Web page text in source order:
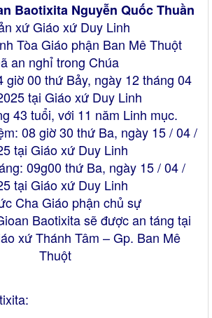
Baotixita Nguyễn Quốc Thuần
xứ Giáo xứ Duy Linh
Tòa Giáo phận Ban Mê Thuột
an nghỉ trong Chúa
giờ 00 thứ Bảy, ngày 12 tháng 04
tại Giáo xứ Duy Linh
43 tuổi, với 11 năm Linh mục.
08 giờ 30 thứ Ba, ngày 15 / 04 /
tại Giáo xứ Duy Linh
09g00 thứ Ba, ngày 15 / 04 /
tại Giáo xứ Duy Linh
Cha Giáo phận chủ sự
Baotixita sẽ được an táng tại
xứ Thánh Tâm – Gp. Ban Mê
Thuột